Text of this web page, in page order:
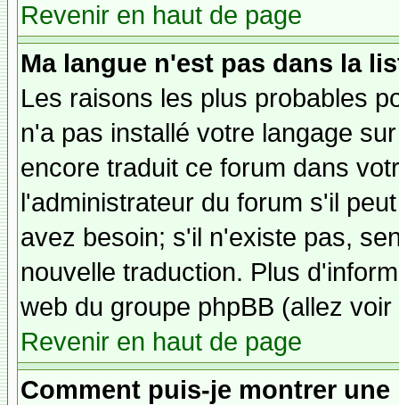
Revenir en haut de page
Ma langue n'est pas dans la
Les raisons les plus probables
n'a pas installé votre langage
encore traduit ce forum dans
l'administrateur du forum s'il
avez besoin; s'il n'existe pas,
nouvelle traduction. Plus
web du groupe phpBB (allez
Revenir en haut de page
Comment puis-je montrer